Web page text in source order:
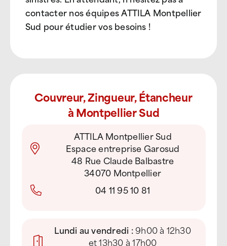
contacter nos équipes ATTILA Montpellier
Sud pour étudier vos besoins !
Couvreur, Zingueur, Étancheur
à Montpellier Sud
ATTILA Montpellier Sud
Espace entreprise Garosud
48 Rue Claude Balbastre
34070 Montpellier
04 11 95 10 81
Lundi au vendredi :9h00 à 12h30
et 13h30 à 17h00